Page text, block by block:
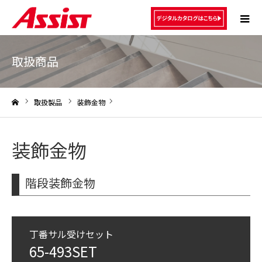
取扱商品
取扱製品 装飾金物
装飾金物
階段装飾金物
丁番サル受けセット
65-493SET